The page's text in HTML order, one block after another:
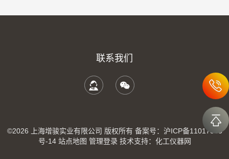
联系我们
©2026 上海增骏实业有限公司 版权所有 备案号：沪ICP备11017335
号-14 站点地图 管理登录技术支持： 化工仪器网